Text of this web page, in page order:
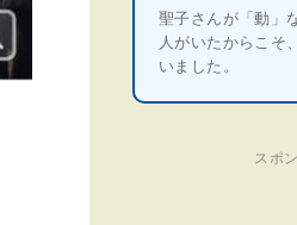
聖子さんが「動」
人がいたからこそ
いました。
スポ